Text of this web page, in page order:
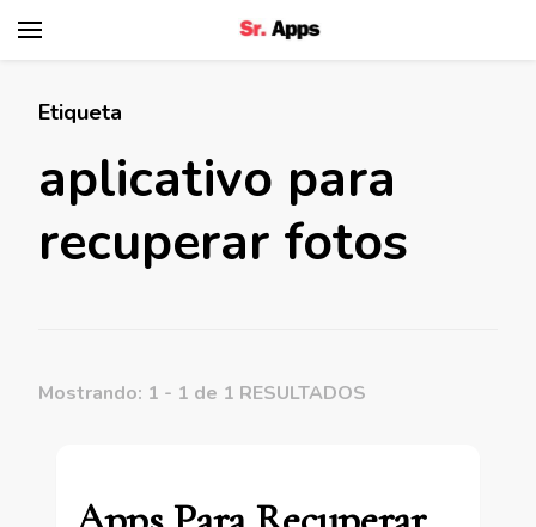
Etiqueta
aplicativo para
recuperar fotos
Mostrando: 1 - 1 de 1 RESULTADOS